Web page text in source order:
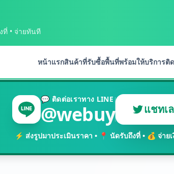
ที่ • จ่ายทันที
หน้าแรกสินค้าที่รับซื้อพื้นที่พร้อมให้บริการติ
💬 ติดต่อเราทาง LINE
@webuy แชทเ
⚡ ส่งรูปมาประเมินราคา • 📍 นัดรับถึงที่ • 💰 จ่าย